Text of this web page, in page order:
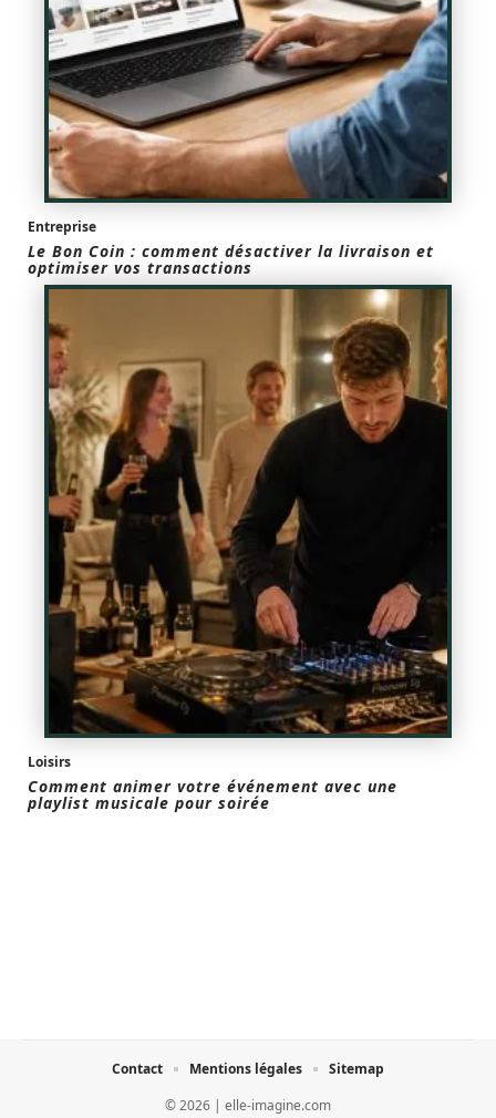
Entreprise
Le Bon Coin : comment désactiver la livraison et
optimiser vos transactions
Loisirs
Comment animer votre événement avec une
playlist musicale pour soirée
© 2026 | elle-imagine.com
Contact Mentions légales Sitemap